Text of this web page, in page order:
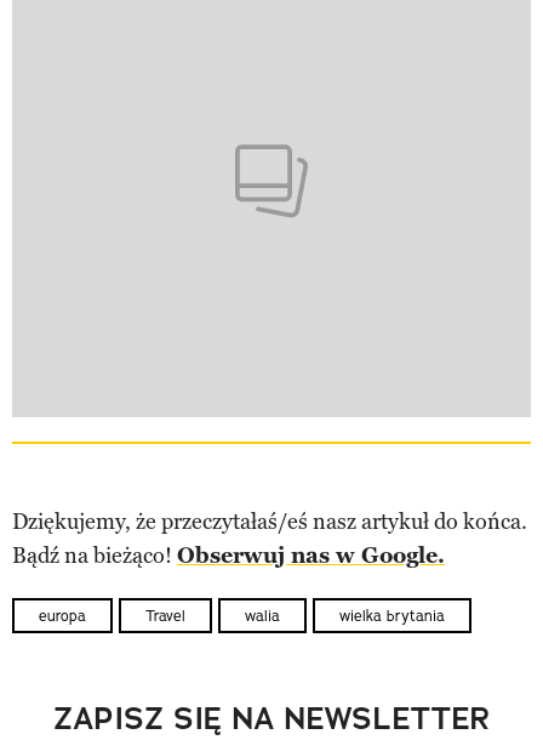
Dziękujemy, że przeczytałaś/eś nasz artykuł do końca.
Bądź na bieżąco! Obserwuj nas w Google.
europa Travel walia wielka brytania
ZAPISZ SIĘ NA NEWSLETTER